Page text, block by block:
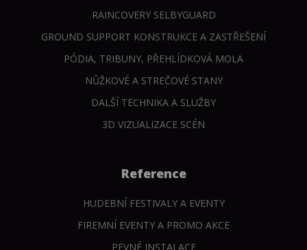
RAINCOVERY SELBYGUARD
GROUND SUPPORT KONSTRUKCE A ZASTŘEŠENÍ
PÓDIA, TRIBUNY, PŘEHLÍDKOVÁ MOLA
NŮŽKOVÉ A STREČOVÉ STANY
DALŠÍ TECHNIKA A SLUŽBY
3D VIZUALIZACE SCÉN
Reference
HUDEBNÍ FESTIVALY A EVENTY
FIREMNÍ EVENTY A PROMO AKCE
PEVNÉ INSTALACE